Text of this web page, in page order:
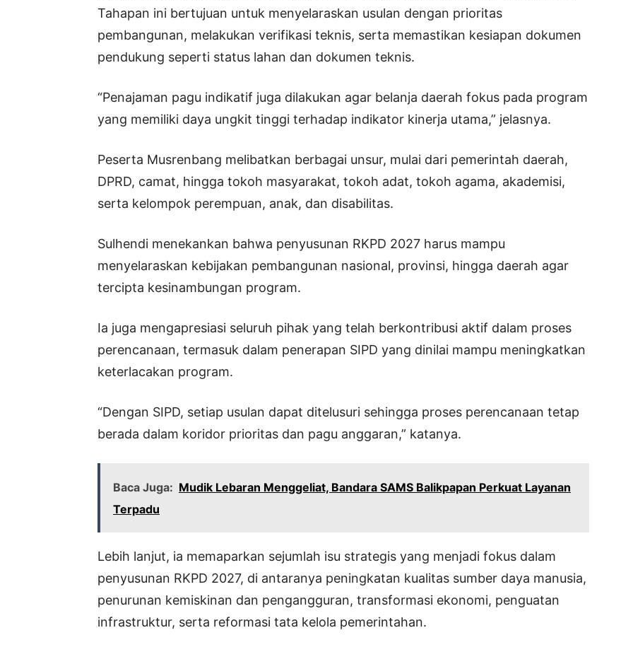
Tahapan ini bertujuan untuk menyelaraskan usulan dengan prioritas
pembangunan, melakukan verifikasi teknis, serta memastikan kesiapan dokumen
pendukung seperti status lahan dan dokumen teknis.
“Penajaman pagu indikatif juga dilakukan agar belanja daerah fokus pada program
yang memiliki daya ungkit tinggi terhadap indikator kinerja utama,” jelasnya.
Peserta Musrenbang melibatkan berbagai unsur, mulai dari pemerintah daerah,
DPRD, camat, hingga tokoh masyarakat, tokoh adat, tokoh agama, akademisi,
serta kelompok perempuan, anak, dan disabilitas.
Sulhendi menekankan bahwa penyusunan RKPD 2027 harus mampu
menyelaraskan kebijakan pembangunan nasional, provinsi, hingga daerah agar
tercipta kesinambungan program.
Ia juga mengapresiasi seluruh pihak yang telah berkontribusi aktif dalam proses
perencanaan, termasuk dalam penerapan SIPD yang dinilai mampu meningkatkan
keterlacakan program.
“Dengan SIPD, setiap usulan dapat ditelusuri sehingga proses perencanaan tetap
berada dalam koridor prioritas dan pagu anggaran,” katanya.
Baca Juga: Mudik Lebaran Menggeliat, Bandara SAMS Balikpapan Perkuat Layanan
Terpadu
Lebih lanjut, ia memaparkan sejumlah isu strategis yang menjadi fokus dalam
penyusunan RKPD 2027, di antaranya peningkatan kualitas sumber daya manusia,
penurunan kemiskinan dan pengangguran, transformasi ekonomi, penguatan
infrastruktur, serta reformasi tata kelola pemerintahan.